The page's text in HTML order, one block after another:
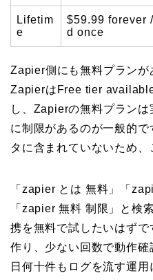
Lifetim
e
$59.99 forever
d once
Zapier側にも無料プランが
ZapierはFree tier
し、Zapierの無料プラン
に制限があるのが一般的
タに含まれていないため、
「zapier とは 無料」「
「zapier 無料 制限」と検
携を無料で試したいはず
作り、少ない回数で動作
日何十件もログを流す運